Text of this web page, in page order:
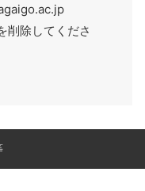
削除してくださ